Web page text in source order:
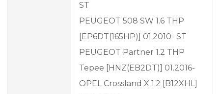
ST
PEUGEOT 508 SW 1.6 THP
[EP6DT(165HP)] 01.2010- ST
PEUGEOT Partner 1.2 THP
Tepee [HNZ(EB2DT)] 01.2016-
OPEL Crossland X 1.2 [B12XHL]